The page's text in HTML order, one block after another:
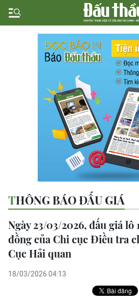
THÔNG BÁO ĐẤU GIÁ
Ngày 23/03/2026, đấu giá lô
đồng của Chi cục Điều tra
Cục Hải quan
18/03/2026 04:13